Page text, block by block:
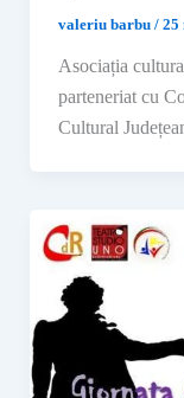
valeriu barbu / 25
Asociația
parteneriat cu
Cultural